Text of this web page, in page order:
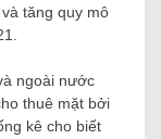
tăng quy mô
ngoài nước
thuê mặt bởi
kê cho biết